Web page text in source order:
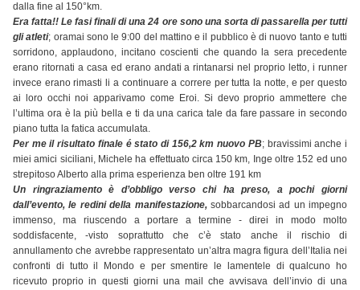
dalla fine al 150°km.
Era fatta!! Le fasi finali di una 24 ore sono una sorta di passarella per tutti
gli atleti; oramai sono le 9:00 del mattino e il pubblico è di nuovo tanto e tutti
sorridono, applaudono, incitano coscienti che quando la sera precedente
erano ritornati a casa ed erano andati a rintanarsi nel proprio letto, i runner
invece erano rimasti li a continuare a correre per tutta la notte, e per questo
ai loro occhi noi apparivamo come Eroi. Si devo proprio ammettere che
l’ultima ora è la più bella e ti da una carica tale da fare passare in secondo
piano tutta la fatica accumulata.
Per me il risultato finale é stato di 156,2 km nuovo PB; bravissimi anche i
miei amici siciliani, Michele ha effettuato circa 150 km, Inge oltre 152 ed uno
strepitoso Alberto alla prima esperienza ben oltre 191 km
Un ringraziamento è d’obbligo verso chi ha preso, a pochi giorni
dall’evento, le redini della manifestazione,sobbarcandosi ad un impegno
immenso, ma riuscendo a portare a termine - direi in modo molto
soddisfacente, -visto soprattutto che c’è stato anche il rischio di
annullamento che avrebbe rappresentato un’altra magra figura dell’Italia nei
confronti di tutto il Mondo e per smentire le lamentele di qualcuno ho
ricevuto proprio in questi giorni una mail che avvisava dell’invio di una